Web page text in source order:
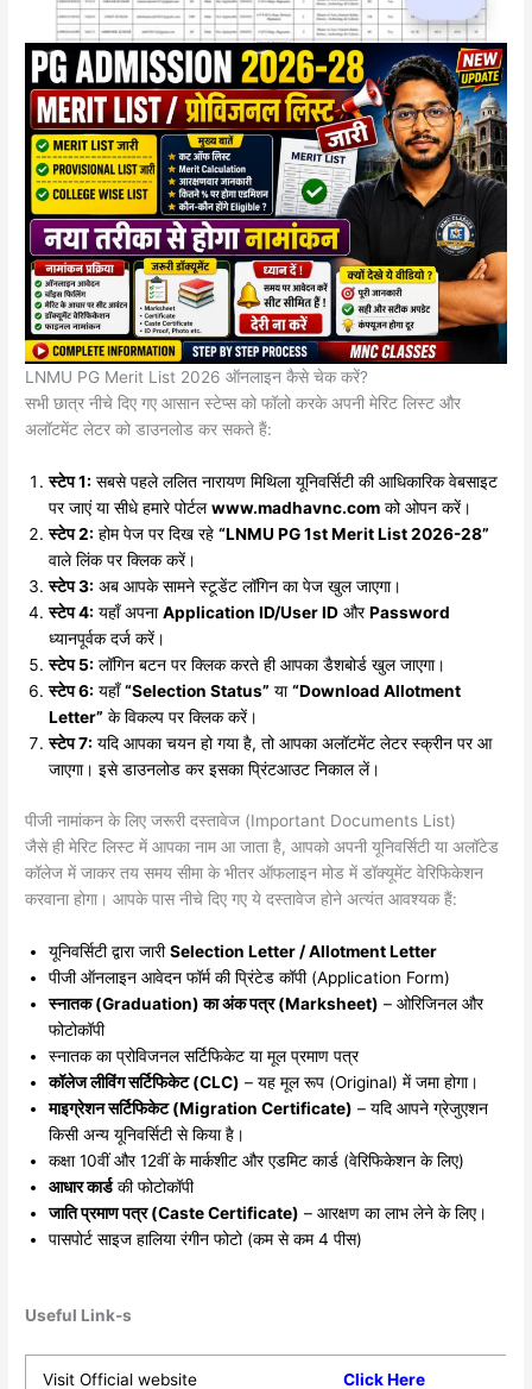
LNMU PG Merit List 2026 ऑनलाइन कैसे चेक करें?
​सभी छात्र नीचे दिए गए आसान स्टेप्स को फॉलो करके अपनी मेरिट लिस्ट और
अलॉटमेंट लेटर को डाउनलोड कर सकते हैं:
स्टेप 1: सबसे पहले ललित नारायण मिथिला यूनिवर्सिटी की आधिकारिक वेबसाइट
पर जाएं या सीधे हमारे पोर्टलwww.madhavnc.com को ओपन करें।
स्टेप 2: होम पेज पर दिख रहे“LNMU PG 1st Merit List 2026-28”
वाले लिंक पर क्लिक करें।
स्टेप 3: अब आपके सामने स्टूडेंट लॉगिन का पेज खुल जाएगा।
स्टेप 4: यहाँ अपनाApplication ID/User ID औरPassword
ध्यानपूर्वक दर्ज करें।
स्टेप 5: लॉगिन बटन पर क्लिक करते ही आपका डैशबोर्ड खुल जाएगा।
स्टेप 6: यहाँ“Selection Status” या“Download Allotment
Letter” के विकल्प पर क्लिक करें।
स्टेप 7: यदि आपका चयन हो गया है, तो आपका अलॉटमेंट लेटर स्क्रीन पर आ
जाएगा। इसे डाउनलोड कर इसका प्रिंटआउट निकाल लें।
​पीजी नामांकन के लिए जरूरी दस्तावेज (Important Documents List)
​जैसे ही मेरिट लिस्ट में आपका नाम आ जाता है, आपको अपनी यूनिवर्सिटी या अलॉटेड
कॉलेज में जाकर तय समय सीमा के भीतर ऑफलाइन मोड में डॉक्यूमेंट वेरिफिकेशन
करवाना होगा। आपके पास नीचे दिए गए ये दस्तावेज होने अत्यंत आवश्यक हैं:
​यूनिवर्सिटी द्वारा जारीSelection Letter / Allotment Letter
​पीजी ऑनलाइन आवेदन फॉर्म की प्रिंटेड कॉपी (Application Form)
स्नातक (Graduation) का अंक पत्र (Marksheet) – ओरिजिनल और
फोटोकॉपी
​स्नातक का प्रोविजनल सर्टिफिकेट या मूल प्रमाण पत्र
कॉलेज लीविंग सर्टिफिकेट (CLC) – यह मूल रूप (Original) में जमा होगा।
माइग्रेशन सर्टिफिकेट (Migration Certificate) – यदि आपने ग्रेजुएशन
किसी अन्य यूनिवर्सिटी से किया है।
​कक्षा 10वीं और 12वीं के मार्कशीट और एडमिट कार्ड (वेरिफिकेशन के लिए)
आधार कार्डकी फोटोकॉपी
जाति प्रमाण पत्र (Caste Certificate) – आरक्षण का लाभ लेने के लिए।
​पासपोर्ट साइज हालिया रंगीन फोटो (कम से कम 4 पीस)
Useful Link-s
Visit Official website Click Here